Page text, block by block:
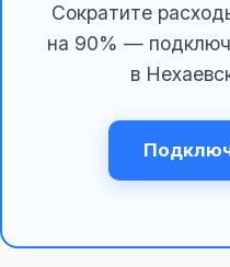
Сократите
на 90% —
в